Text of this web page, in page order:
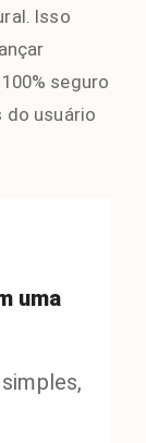
Isso
seguro
do usuário
uma